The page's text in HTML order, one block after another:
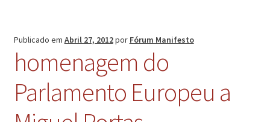
Publicado em Abril 27, 2012por Fórum Manifesto
homenagem do
Parlamento Europeu a